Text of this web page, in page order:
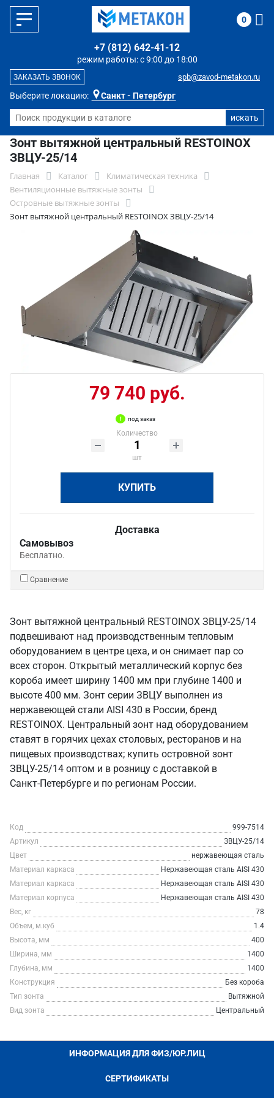
Выберите локацию: Санкт - Петербург
режим работы: с 9:00 до 18:00
+7 (812) 642-41-12
spb@zavod-metakon.ru
ЗАКАЗАТЬ ЗВОНОК
0
Зонт вытяжной центральный RESTOINOX
ЗВЦУ-25/14
Главная Каталог
Климатическая техника
Вентиляционные вытяжные зонты
Островные вытяжные зонты
Зонт вытяжной центральный RESTOINOX ЗВЦУ-25/14
79 740 руб.
под заказ
Количество
шт
КУПИТЬ
Доставка
Самовывоз
Бесплатно.
Сравнение
Зонт вытяжной центральный RESTOINOX ЗВЦУ-25/14
подвешивают над производственным тепловым
оборудованием в центре цеха, и он снимает пар со
всех сторон. Открытый металлический корпус без
короба имеет ширину 1400 мм при глубине 1400 и
высоте 400 мм. Зонт серии ЗВЦУ выполнен из
нержавеющей стали AISI 430 в России, бренд
RESTOINOX. Центральный зонт над оборудованием
ставят в горячих цехах столовых, ресторанов и на
пищевых производствах; купить островной зонт
ЗВЦУ-25/14 оптом и в розницу с доставкой в
Санкт‑Петербурге и по регионам России.
Код
999-7514
Артикул
ЗВЦУ-25/14
Цвет
нержавеющая сталь
Материал каркаса
Нержавеющая сталь AISI 430
Материал каркаса
Нержавеющая сталь AISI 430
Материал корпуса
Нержавеющая сталь AISI 430
Вес, кг
78
Объем, м.куб
1.4
Высота, мм
400
Ширина, мм
1400
Глубина, мм
1400
Конструкция
Без короба
Тип зонта
Вытяжной
Вид зонта
Центральный
ИНФОРМАЦИЯ ДЛЯ ФИЗ/ЮР.ЛИЦ
СЕРТИФИКАТЫ